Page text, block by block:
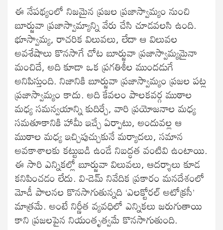
ఈ నేపథ్యంలో నిజమైన ప్రజల ప్రజాస్వామ్యం నుంచి
బూర్జువా ప్రజాస్వామ్యాన్ని వేరు చేసి చూడవలసి ఉంది.
భూస్వామ్య, రాచరిక విలువలు, లేదా ఆ విలువల
అవశేషాలు కొనసాగే చోట బూర్జువా ప్రజాస్వామ్యమైనా
మంచిదే, అది కూడా ఒక ప్రగతిశీల ముందడుగే
అనిపిస్తుంది. నిజానికి బూర్జువా ప్రజాస్వామ్యం ప్రజల పట్ల
ప్రజాస్వామ్యం కాదు. అది కేవలం పాలకవర్గ ముఠాల
మధ్య సమన్వయాన్ని కుదిర్చే, వారి ప్రయోజనాల మధ్య
సమతూకానికి హామీ ఇచ్చే ఏర్పాటు, అందువల్ల ఆ
ముఠాల మధ్య ఇచ్చిపుచ్చుకునే మర్యాదలు, సమాన
అవకాశాలకు కట్టుబడి ఉండే నిబద్ధత వంటివి ఉంటాయి.
ఈ సారి ఎన్నికల్లో బూర్జువా విలువలు, ఆదర్శాలు కూడ
కనిపించడం లేదు. వి-డెమ్‌ నివేదిక ప్రకారం మనదేశంలో
మోడీ పాలనల కొనసాగుతున్నది ‘ఎలక్టోరల్‌ అటోక్రసీ’
మాత్రమే. అంటే నిర్ణీత వ్యవధిలో ఎన్నికలు జరుగుతాయి
కాని ప్రజలపైన నియంతృత్వమే కొనసాగుతుంది.